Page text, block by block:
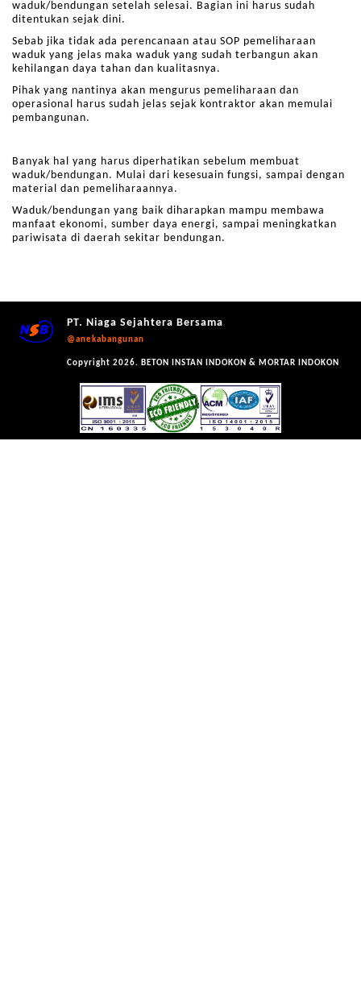
waduk/bendungan setelah selesai. Bagian ini harus sudah
ditentukan sejak dini.
Sebab jika tidak ada perencanaan atau SOP pemeliharaan
waduk yang jelas maka waduk yang sudah terbangun akan
kehilangan daya tahan dan kualitasnya.
Pihak yang nantinya akan mengurus pemeliharaan dan
operasional harus sudah jelas sejak kontraktor akan memulai
pembangunan.
Banyak hal yang harus diperhatikan sebelum membuat
waduk/bendungan. Mulai dari kesesuain fungsi, sampai dengan
material dan pemeliharaannya.
Waduk/bendungan yang baik diharapkan mampu membawa
manfaat ekonomi, sumber daya energi, sampai meningkatkan
pariwisata di daerah sekitar bendungan.
PT. Niaga Sejahtera Bersama
@anekabangunan
Copyright 2026. BETON INSTAN INDOKON & MORTAR INDOKON